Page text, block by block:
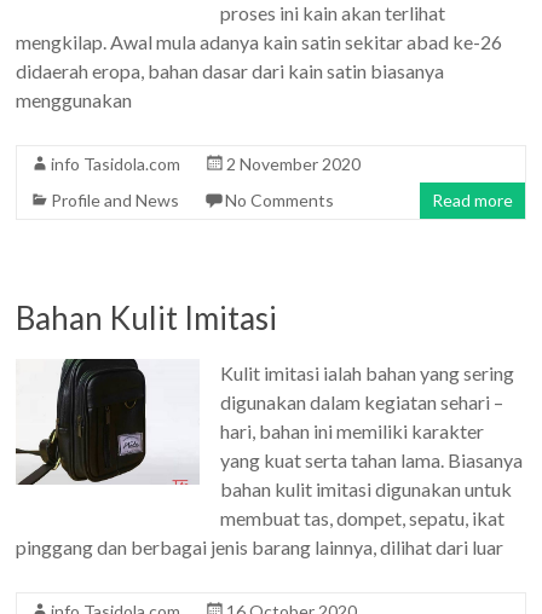
proses ini kain akan terlihat
mengkilap. Awal mula adanya kain satin sekitar abad ke-26
didaerah eropa, bahan dasar dari kain satin biasanya
menggunakan
info Tasidola.com
2 November 2020
Profile and News
No Comments Read more
Bahan Kulit Imitasi
Kulit imitasi ialah bahan yang sering
digunakan dalam kegiatan sehari –
hari, bahan ini memiliki karakter
yang kuat serta tahan lama. Biasanya
bahan kulit imitasi digunakan untuk
membuat tas, dompet, sepatu, ikat
pinggang dan berbagai jenis barang lainnya, dilihat dari luar